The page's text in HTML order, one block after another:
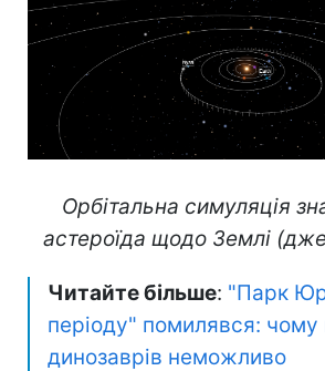
Орбітальна симуляція
астероїда щодо Землі
Читайте більше: "Парк
періоду" помилявся: чому
динозаврів неможливо